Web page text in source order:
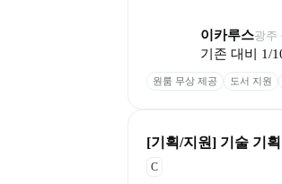
이카루스광주
기존 대비 1/
원룸 무상 제공 도서 지원
[기획/지원] 기술 기
C